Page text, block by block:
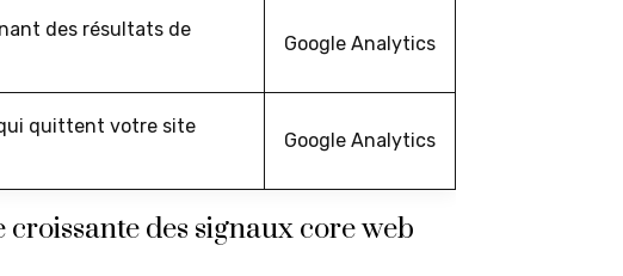
des résultats de
Google Analytics
quittent votre site
Google Analytics
des signaux core web